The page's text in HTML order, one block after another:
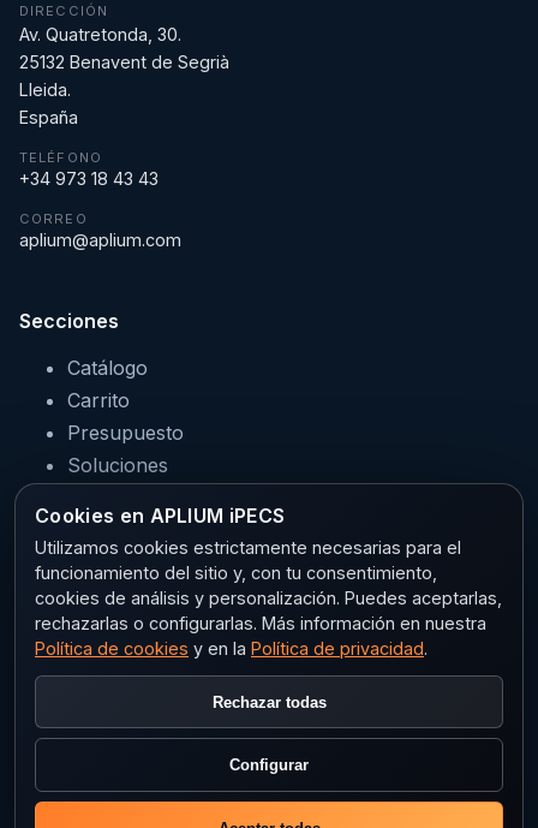
DIRECCIÓN
Av. Quatretonda, 30.
25132 Benavent de Segrià
Lleida.
España
TELÉFONO
+34 973 18 43 43
CORREO
aplium@aplium.com
Secciones
Catálogo
Carrito
Presupuesto
Soluciones
Sectores
Legal
Aviso legal
Política de cookies
Configurar cookies
Cookies en APLIUM iPECS
Utilizamos cookies estrictamente necesarias para el
funcionamiento del sitio y, con tu consentimiento,
cookies de análisis y personalización. Puedes aceptarlas,
rechazarlas o configurarlas. Más información en nuestra
Política de cookies y en la Política de privacidad.
Rechazar todas
Configurar